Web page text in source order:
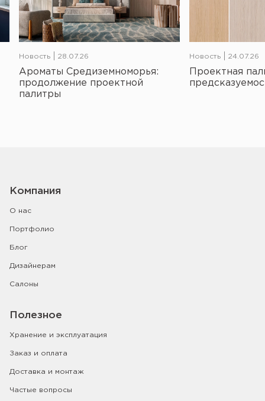
Новость 28.07.26
Ароматы Средиземноморья:
продолжение проектной
палитры
Новость 24.07.26
Проектная
Компания
О нас
Портфолио
Блог
Дизайнерам
Салоны
Полезное
Хранение и эксплуатация
Заказ и оплата
Доставка и монтаж
Частые вопросы